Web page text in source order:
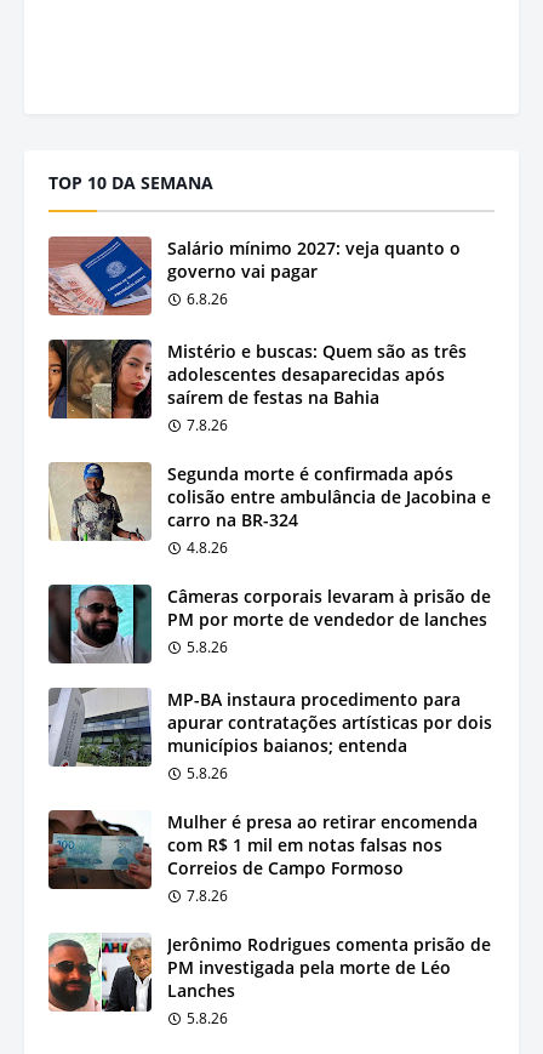
TOP 10 DA SEMANA
Salário mínimo 2027: veja quanto o
governo vai pagar
6.8.26
Mistério e buscas: Quem são as três
adolescentes desaparecidas após
saírem de festas na Bahia
7.8.26
Segunda morte é confirmada após
colisão entre ambulância de Jacobina e
carro na BR-324
4.8.26
Câmeras corporais levaram à prisão de
PM por morte de vendedor de lanches
5.8.26
MP-BA instaura procedimento para
apurar contratações artísticas por dois
municípios baianos; entenda
5.8.26
Mulher é presa ao retirar encomenda
com R$ 1 mil em notas falsas nos
Correios de Campo Formoso
7.8.26
Jerônimo Rodrigues comenta prisão de
PM investigada pela morte de Léo
Lanches
5.8.26